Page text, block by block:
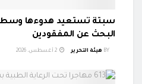
سبتة تستعيد هدوءها وسط
البحث عن المفقودين
BY هيئة التحرير